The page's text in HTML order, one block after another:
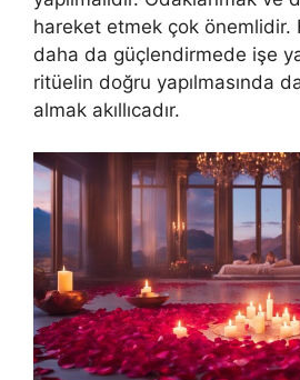
hareket etmek çok önemlidir.
daha da güçlendirmede işe
ritüelin doğru yapılmasında
almak akıllıcadır.